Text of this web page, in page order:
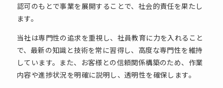
認可のもとで事業を展開することで、社会的責任を果たし
ます。
当社は専門性の追求を重視し、社員教育に力を入れること
で、最新の知識と技術を常に習得し、高度な専門性を維持
しています。また、お客様との信頼関係構築のため、作業
内容や進捗状況を明確に説明し、透明性を確保します。